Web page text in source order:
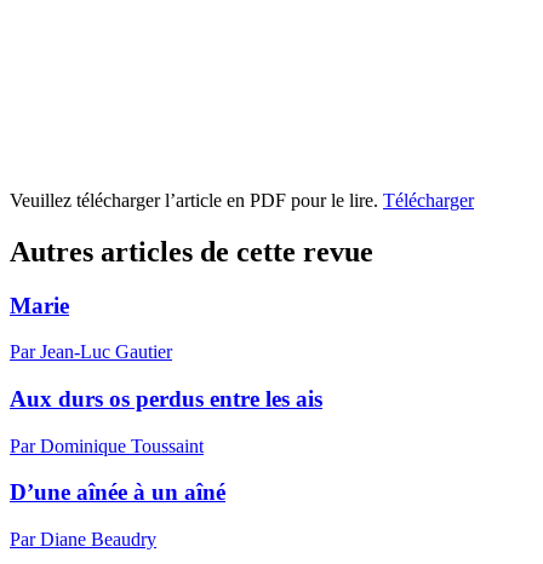
Veuillez télécharger l’article en PDF pour le lire. Télécharger
Autres articles de cette revue
Marie
Par Jean-Luc Gautier
Aux durs os perdus entre les ais
Par Dominique Toussaint
D’une aînée à un aîné
Par Diane Beaudry